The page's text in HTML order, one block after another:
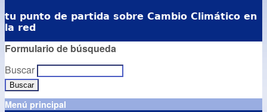
tu punto de partida sobre Cambio Climático en
la red
Formulario de búsqueda
Buscar
Menú principal